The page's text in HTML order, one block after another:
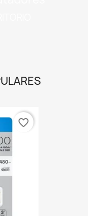
favorite_border